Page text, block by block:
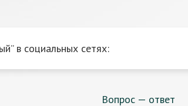
в социальных сетях:
Вопрос — ответ